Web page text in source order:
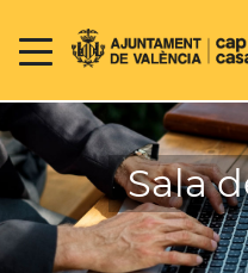
Sala